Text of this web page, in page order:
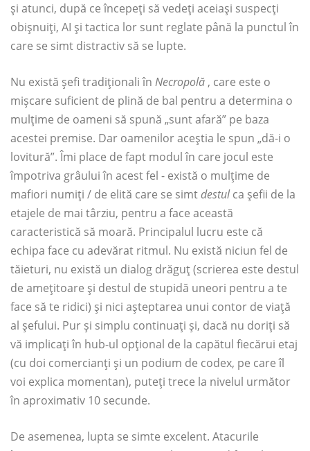
și atunci, după ce începeți să vedeți aceiași suspecți
obișnuiți, AI și tactica lor sunt reglate până la punctul în
care se simt distractiv să se lupte.
Nu există șefi tradiționali în Necropolă , care este o
mișcare suficient de plină de bal pentru a determina o
mulțime de oameni să spună „sunt afară” pe baza
acestei premise. Dar oamenilor aceștia le spun „dă-i o
lovitură”. Îmi place de fapt modul în care jocul este
împotriva grâului în acest fel - există o mulțime de
mafiori numiți / de elită care se simtdestulca șefii de la
etajele de mai târziu, pentru a face această
caracteristică să moară. Principalul lucru este că
echipa face cu adevărat ritmul. Nu există niciun fel de
tăieturi, nu există un dialog drăguț (scrierea este destul
de amețitoare și destul de stupidă uneori pentru a te
face să te ridici) și nici așteptarea unui contor de viață
al șefului. Pur și simplu continuați și, dacă nu doriți să
vă implicați în hub-ul opțional de la capătul fiecărui etaj
(cu doi comercianți și un podium de codex, pe care îl
voi explica momentan), puteți trece la nivelul următor
în aproximativ 10 secunde.
De asemenea, lupta se simte excelent. Atacurile